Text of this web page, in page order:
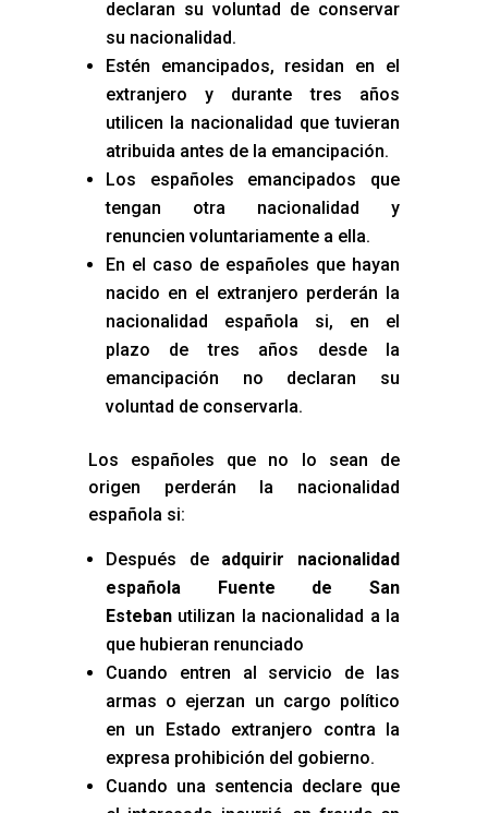
declaran su voluntad de conservar
su nacionalidad.
Estén emancipados, residan en el
extranjero y durante tres años
utilicen la nacionalidad que tuvieran
atribuida antes de la emancipación.
Los españoles emancipados que
tengan otra nacionalidad y
renuncien voluntariamente a ella.
En el caso de españoles que hayan
nacido en el extranjero perderán la
nacionalidad española si, en el
plazo de tres años desde la
emancipación no declaran su
voluntad de conservarla.
Los españoles que no lo sean de
origen perderán la nacionalidad
española si:
Después de adquirir nacionalidad
española Fuente de San
Estebanutilizan la nacionalidad a la
que hubieran renunciado
Cuando entren al servicio de las
armas o ejerzan un cargo político
en un Estado extranjero contra la
expresa prohibición del gobierno.
Cuando una sentencia declare que